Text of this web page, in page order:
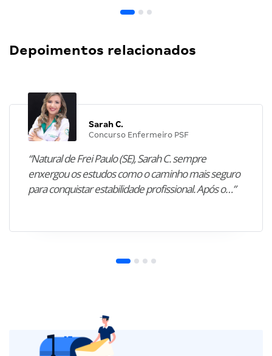
Depoimentos relacionados
Sarah C.
Concurso Enfermeiro PSF
“Natural de Frei Paulo (SE), Sarah C. sempre
enxergou os estudos como o caminho mais seguro
para conquistar estabilidade profissional. Após o…”